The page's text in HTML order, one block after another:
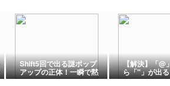
Shift5回で出る謎ポップ
アップの正体！一瞬で黙
らせる方法を解説
【解決】「@
ら「"」が出
ド配列すり替